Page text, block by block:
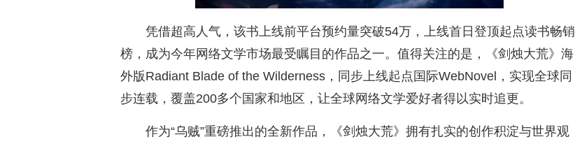
凭借超高人气，该书上线前平台预约量突破54万，上线首日登顶起点读书畅销
榜，成为今年网络文学市场最受瞩目的作品之一。值得关注的是，《剑烛大荒》海
外版Radiant Blade of the Wilderness，同步上线起点国际WebNovel，实现全球同
步连载，覆盖200多个国家和地区，让全球网络文学爱好者得以实时追更。
作为“乌贼”重磅推出的全新作品，《剑烛大荒》拥有扎实的创作积淀与世界观